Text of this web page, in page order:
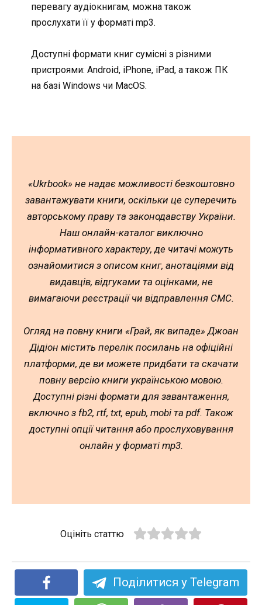
перевагу аудіокнигам, можна також
прослухати її у форматі mp3.
Доступні формати книг сумісні з різними
пристроями: Android, iPhone, iPad, а також ПК
на базі Windows чи MacOS.
«Ukrbook» не надає можливості безкоштовно
завантажувати книги, оскільки це суперечить
авторському праву та законодавству України.
Наш онлайн-каталог виключно
інформативного характеру, де читачі можуть
ознайомитися з описом книг, анотаціями від
видавців, відгуками та оцінками, не
вимагаючи реєстрації чи відправлення СМС.
Огляд на повну книги «Грай, як випаде» Джоан
Дідіон містить перелік посилань на офіційні
платформи, де ви можете придбати та скачати
повну версію книги українською мовою.
Доступні різні формати для завантаження,
включно з fb2, rtf, txt, epub, mobi та pdf. Також
доступні опції читання або прослуховування
онлайн у форматі mp3.
Оцініть статтю
Поділитися у Telegram